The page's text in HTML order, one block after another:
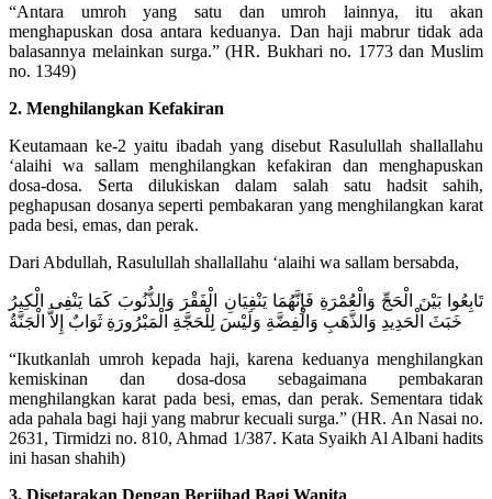
“Antara umroh yang satu dan umroh lainnya, itu akan
menghapuskan dosa antara keduanya. Dan haji mabrur tidak ada
balasannya melainkan surga.” (HR. Bukhari no. 1773 dan Muslim
no. 1349)
2. Menghilangkan Kefakiran
Keutamaan ke-2 yaitu ibadah yang disebut Rasulullah shallallahu
‘alaihi wa sallam menghilangkan kefakiran dan menghapuskan
dosa-dosa. Serta dilukiskan dalam salah satu hadsit sahih,
peghapusan dosanya seperti pembakaran yang menghilangkan karat
pada besi, emas, dan perak.
Dari Abdullah, Rasulullah shallallahu ‘alaihi wa sallam bersabda,
تَابِعُوا بَيْنَ الْحَجِّ وَالْعُمْرَةِ فَإِنَّهُمَا يَنْفِيَانِ الْفَقْرَ وَالذُّنُوبَ كَمَا يَنْفِى الْكِيرُ
خَبَثَ الْحَدِيدِ وَالذَّهَبِ وَالْفِضَّةِ وَلَيْسَ لِلْحَجَّةِ الْمَبْرُورَةِ ثَوَابٌ إِلاَّ الْجَنَّةُ
“Ikutkanlah umroh kepada haji, karena keduanya menghilangkan
kemiskinan dan dosa-dosa sebagaimana pembakaran
menghilangkan karat pada besi, emas, dan perak. Sementara tidak
ada pahala bagi haji yang mabrur kecuali surga.” (HR. An Nasai no.
2631, Tirmidzi no. 810, Ahmad 1/387. Kata Syaikh Al Albani hadits
ini hasan shahih)
3. Disetarakan Dengan Berjihad Bagi Wanita